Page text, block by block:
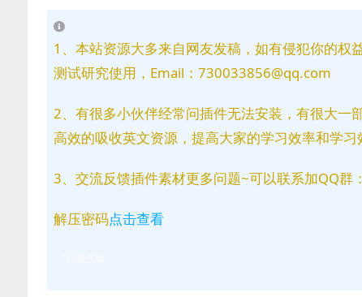
1、本站资源大多来自网友发稿，如有侵犯你的
测试研究使用，Email：730033856@qq.com
2、有很多小伙伴经常问插件无法安装，有很大一
高效的吸收英文资源，提高大家的学习效率和学习
3、交流反馈插件素材更多问题~可以联系加QQ群
解压密码点击查看